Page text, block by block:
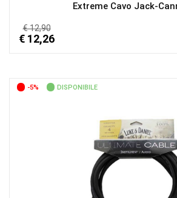
Extreme Cavo Jack-
€ 12,90
€ 12,26
-5% DISPONIBILE